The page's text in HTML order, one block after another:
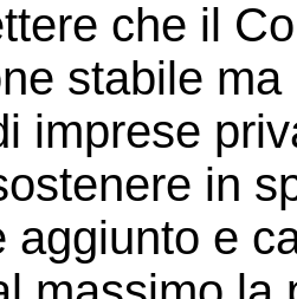
che il
stabile
imprese
in
aggiunto e